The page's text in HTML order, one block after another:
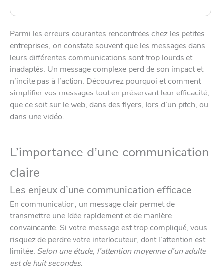
Parmi les erreurs courantes rencontrées chez les petites
entreprises, on constate souvent que les messages dans
leurs différentes communications sont trop lourds et
inadaptés. Un message complexe perd de son impact et
n’incite pas à l’action. Découvrez pourquoi et comment
simplifier vos messages tout en préservant leur efficacité,
que ce soit sur le web, dans des flyers, lors d’un pitch, ou
dans une vidéo.
L’importance d’une communication
claire
Les enjeux d’une communication efficace
En communication, un message clair permet de
transmettre une idée rapidement et de manière
convaincante. Si votre message est trop compliqué, vous
risquez de perdre votre interlocuteur, dont l’attention est
limitée. Selon une étude, l’attention moyenne d’un adulte
est de huit secondes.